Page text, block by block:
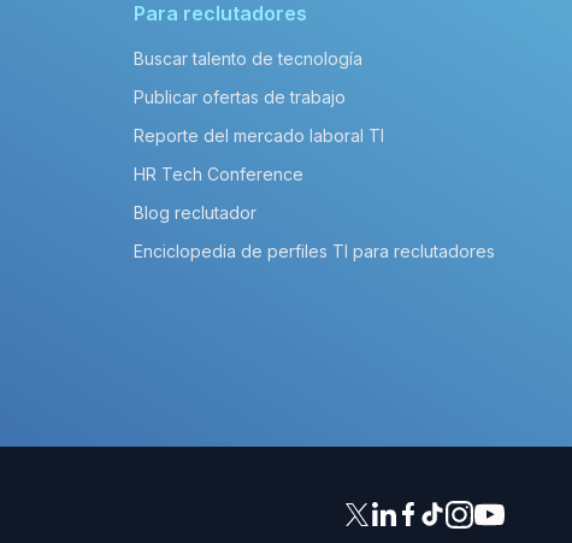
Para reclutadores
Buscar talento de tecnología
Publicar ofertas de trabajo
Reporte del mercado laboral TI
HR Tech Conference
Blog reclutador
Enciclopedia de perfiles TI para reclutadores